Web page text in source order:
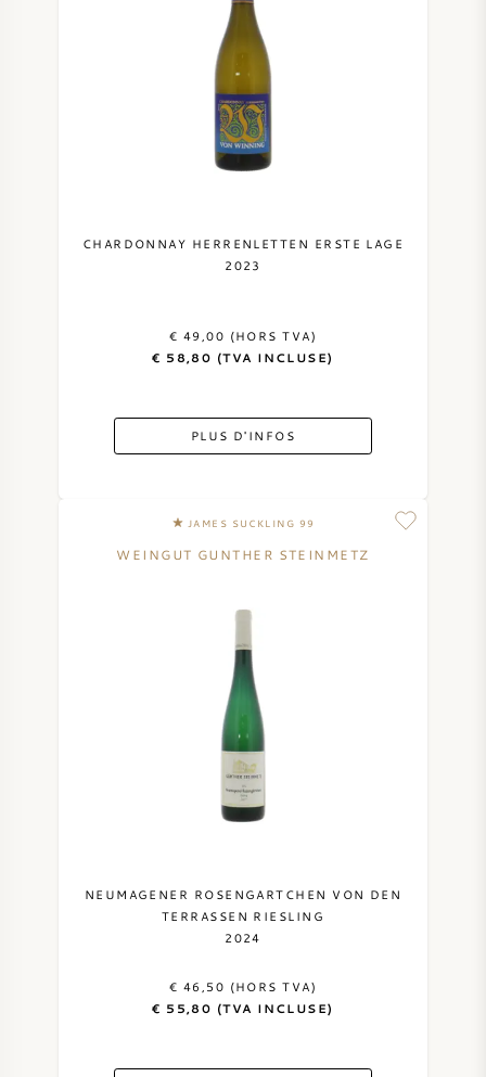
CABERNET SAUVIGNON
CHARDONNAY
SYRAH / SHIRAZ
VIN ESPAGNOL
VIN AMÉRICAIN
CHARDONNAY HERRENLETTEN ERSTE LAGE
2023
€ 49,00 (HORS TVA)
€ 58,80 (TVA INCLUSE)
PLUS D'INFOS
JAMES SUCKLING 99
WEINGUT GUNTHER STEINMETZ
NEUMAGENER ROSENGARTCHEN VON DEN
TERRASSEN RIESLING
2024
€ 46,50 (HORS TVA)
€ 55,80 (TVA INCLUSE)